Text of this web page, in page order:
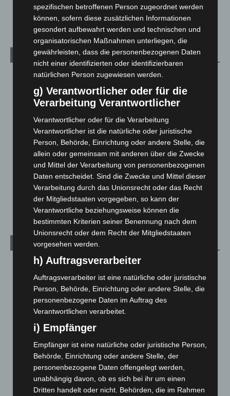
3. August 2026
Kategorien
Blaulicht
Corona-News
Hannover und Region
Langenhagen und Ortsteile
Leserbriefe
Menschen
Über uns
Veranstaltungen
1.887
Archiv
August 2026(12)
Juli 2026(73)
(139)
Mai 2026(99)
April 2026(99)
März 2026(115)
Februar 2026(109)
Januar 2026(122)
Dezember 2025(103)
spezifischen betroffenen Person zugeordnet werden
können, sofern diese zusätzlichen Informationen
gesondert aufbewahrt werden und technischen und
organisatorischen Maßnahmen unterliegen, die
gewährleisten, dass die personenbezogenen Daten
nicht einer identifizierten oder identifizierbaren
natürlichen Person zugewiesen werden.
g) Verantwortlicher oder für die
Verarbeitung Verantwortlicher
Verantwortlicher oder für die Verarbeitung
Verantwortlicher ist die natürliche oder juristische
Person, Behörde, Einrichtung oder andere Stelle, die
allein oder gemeinsam mit anderen über die Zwecke
und Mittel der Verarbeitung von personenbezogenen
Daten entscheidet. Sind die Zwecke und Mittel dieser
Verarbeitung durch das Unionsrecht oder das Recht
der Mitgliedstaaten vorgegeben, so kann der
Verantwortliche beziehungsweise können die
bestimmten Kriterien seiner Benennung nach dem
Unionsrecht oder dem Recht der Mitgliedstaaten
vorgesehen werden.
h) Auftragsverarbeiter
Auftragsverarbeiter ist eine natürliche oder juristische
Person, Behörde, Einrichtung oder andere Stelle, die
personenbezogene Daten im Auftrag des
Verantwortlichen verarbeitet.
i) Empfänger
Empfänger ist eine natürliche oder juristische Person,
Behörde, Einrichtung oder andere Stelle, der
personenbezogene Daten offengelegt werden,
unabhängig davon, ob es sich bei ihr um einen
Dritten handelt oder nicht. Behörden, die im Rahmen